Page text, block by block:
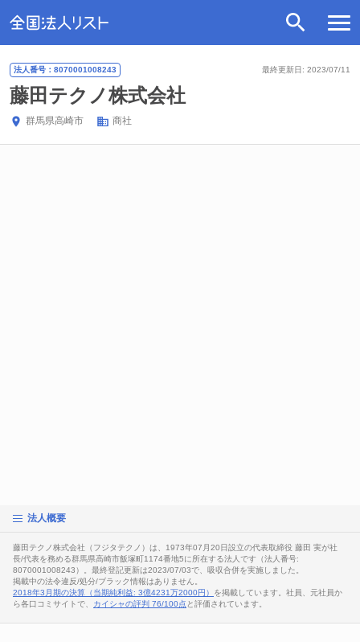
最終更新日: 2023/07/11
法人番号：8070001008243
藤田テクノ株式会社
群馬県高崎市 商社
法人概要
藤田テクノ株式会社（フジタテクノ）は、1973年07月20日設立の代表取締役 藤田 実が社
長/代表を務める群馬県高崎市飯塚町1174番地5に所在する法人です（法人番号:
8070001008243）。最終登記更新は2023/07/03で、吸収合併を実施しました。
掲載中の法令違反/処分/ブラック情報はありません。
2018年3月期の決算（当期純利益: 3億4231万2000円） を掲載しています。社員、元社員か
ら各口コミサイトで、 カイシャの評判 76/100点 と評価されています。